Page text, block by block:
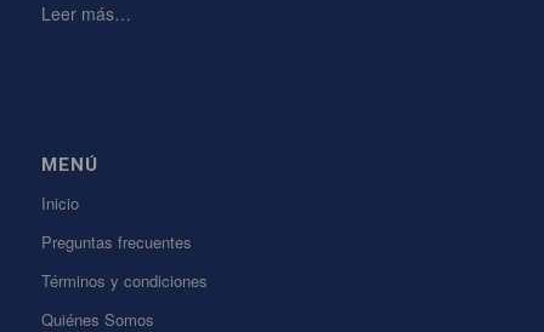
Leer más…
MENÚ
Inicio
Preguntas frecuentes
Términos y condiciones
Quiénes Somos